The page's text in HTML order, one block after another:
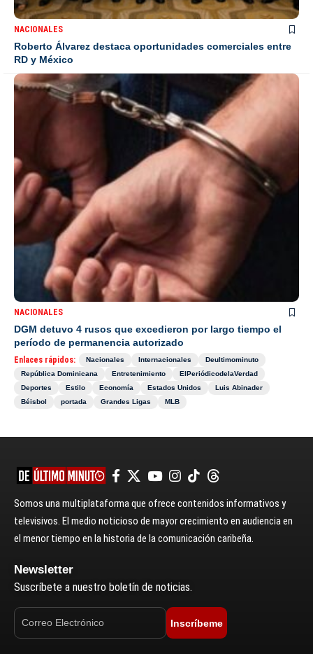
NACIONALES
Roberto Álvarez destaca oportunidades comerciales entre
RD y México
NACIONALES
DGM detuvo 4 rusos que excedieron por largo tiempo el
período de permanencia autorizado
Enlaces rápidos: Nacionales Internacionales
Deultimominuto
República Dominicana
Entretenimiento
ElPeriódicodelaVerdad
Deportes
Estilo Economía Estados Unidos
Luis Abinader
Béisbol
portada Grandes Ligas MLB
Somos una multiplataforma que ofrece contenidos informativos y
televisivos. El medio noticioso de mayor crecimiento en audiencia en
el menor tiempo en la historia de la comunicación caribeña.
Newsletter
Suscríbete a nuestro boletín de noticias.
Inscríbeme